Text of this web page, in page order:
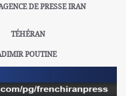
DE PRESSE IRAN
TÉHÉRAN
POUTINE